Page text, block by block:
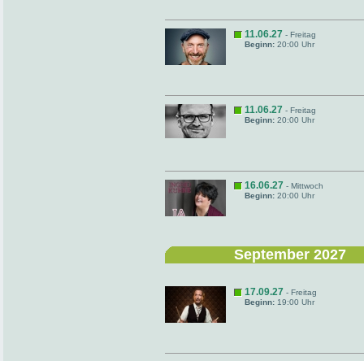
11.06.27 - Freitag
Beginn: 20:00 Uhr
11.06.27 - Freitag
Beginn: 20:00 Uhr
16.06.27 - Mittwoch
Beginn: 20:00 Uhr
September 2027
17.09.27 - Freitag
Beginn: 19:00 Uhr